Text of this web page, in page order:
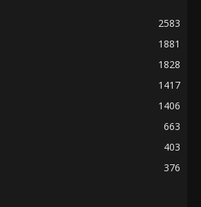
2583
1881
1828
1417
1406
663
403
376